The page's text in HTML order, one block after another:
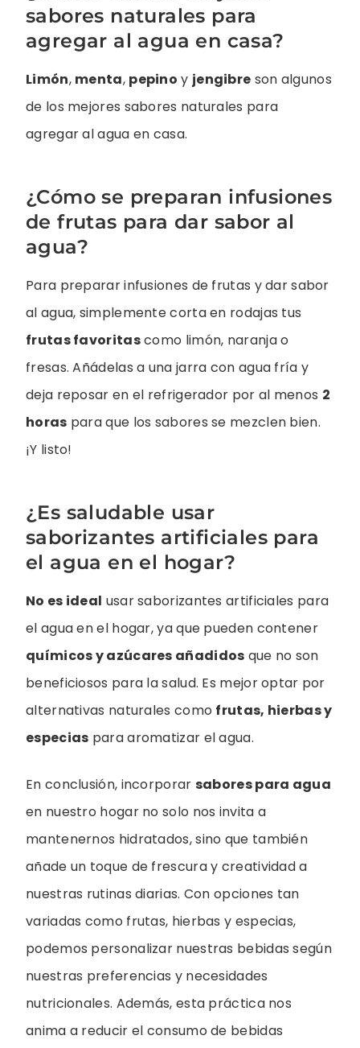
sabores naturales para
agregar al agua en casa?
Limón, menta, pepino y jengibre son algunos
de los mejores sabores naturales para
agregar al agua en casa.
¿Cómo se preparan infusiones
de frutas para dar sabor al
agua?
Para preparar infusiones de frutas y dar sabor
al agua, simplemente corta en rodajas tus
frutas favoritascomo limón, naranja o
fresas. Añádelas a una jarra con agua fría y
deja reposar en el refrigerador por al menos 2
horas para que los sabores se mezclen bien.
¡Y listo!
¿Es saludable usar
saborizantes artificiales para
el agua en el hogar?
No es ideal usar saborizantes artificiales para
el agua en el hogar, ya que pueden contener
químicos y azúcares añadidos que no son
beneficiosos para la salud. Es mejor optar por
alternativas naturales como frutas, hierbas y
especias para aromatizar el agua.
En conclusión, incorporar sabores para agua
en nuestro hogar no solo nos invita a
mantenernos hidratados, sino que también
añade un toque de frescura y creatividad a
nuestras rutinas diarias. Con opciones tan
variadas como frutas, hierbas y especias,
podemos personalizar nuestras bebidas según
nuestras preferencias y necesidades
nutricionales. Además, esta práctica nos
anima a reducir el consumo de bebidas